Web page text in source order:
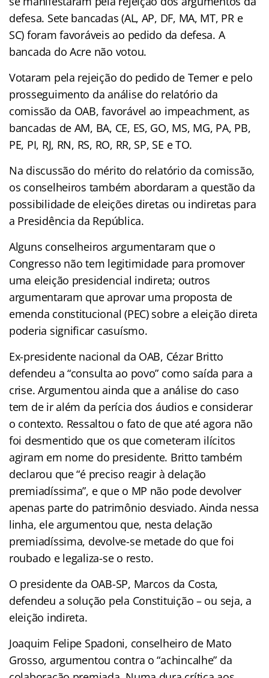
defesa. Sete bancadas (AL, AP, DF, MA, MT, PR e
SC) foram favoráveis ao pedido da defesa. A
bancada do Acre não votou.
Votaram pela rejeição do pedido de Temer e pelo
prosseguimento da análise do relatório da
comissão da OAB, favorável ao impeachment, as
bancadas de AM, BA, CE, ES, GO, MS, MG, PA, PB,
PE, PI, RJ, RN, RS, RO, RR, SP, SE e TO.
Na discussão do mérito do relatório da comissão,
os conselheiros também abordaram a questão da
possibilidade de eleições diretas ou indiretas para
a Presidência da República.
Alguns conselheiros argumentaram que o
Congresso não tem legitimidade para promover
uma eleição presidencial indireta; outros
argumentaram que aprovar uma proposta de
emenda constitucional (PEC) sobre a eleição direta
poderia significar casuísmo.
Ex-presidente nacional da OAB, Cézar Britto
defendeu a “consulta ao povo” como saída para a
crise. Argumentou ainda que a análise do caso
tem de ir além da perícia dos áudios e considerar
o contexto. Ressaltou o fato de que até agora não
foi desmentido que os que cometeram ilícitos
agiram em nome do presidente. Britto também
declarou que “é preciso reagir à delação
premiadíssima”, e que o MP não pode devolver
apenas parte do patrimônio desviado. Ainda nessa
linha, ele argumentou que, nesta delação
premiadíssima, devolve-se metade do que foi
roubado e legaliza-se o resto.
O presidente da OAB-SP, Marcos da Costa,
defendeu a solução pela Constituição – ou seja, a
eleição indireta.
Joaquim Felipe Spadoni, conselheiro de Mato
Grosso, argumentou contra o “achincalhe” da